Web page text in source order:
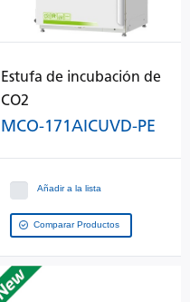
Estufa de incubación de
CO2
MCO-171AICUVD-PE
Añadir a la lista
Comparar Productos